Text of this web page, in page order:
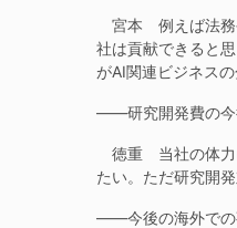
宮本 例えば法務
社は貢献できると
がAI関連ビジネス
——研究開発費の今
徳重 当社の体力
たい。ただ研究開
——今後の海外での